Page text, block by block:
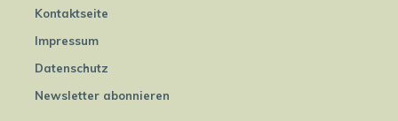
Kontaktseite
Impressum
Datenschutz
Newsletter abonnieren